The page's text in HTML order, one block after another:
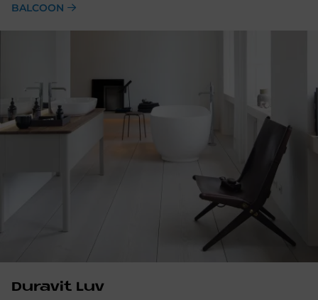
BALCOON
Du­ra­vit Luv